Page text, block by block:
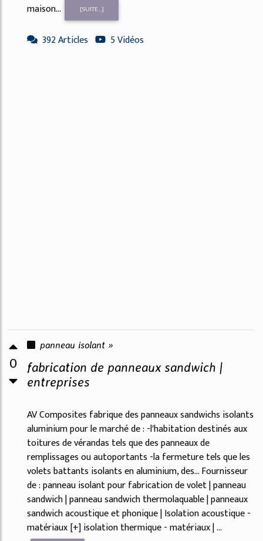
maison...
[SUITE...]
392 Articles 5 Vidéos
0
panneau isolant »
fabrication de panneaux sandwich |
entreprises
AV Composites fabrique des panneaux sandwichs isolants
aluminium pour le marché de : -l'habitation destinés aux
toitures de vérandas tels que des panneaux de
remplissages ou autoportants -la fermeture tels que les
volets battants isolants en aluminium, des... Fournisseur
de : panneau isolant pour fabrication de volet | panneau
sandwich | panneau sandwich thermolaquable | panneaux
sandwich acoustique et phonique | Isolation acoustique -
matériaux [+] isolation thermique - matériaux | ...